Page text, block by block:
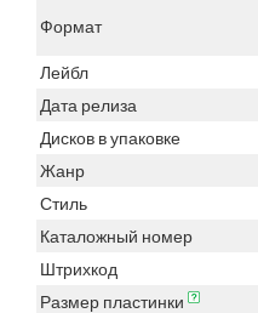
Формат
Лейбл
Дата релиза
Дисков в упаковке
Жанр
Стиль
Каталожный номер
Штрихкод
Размер пластинки